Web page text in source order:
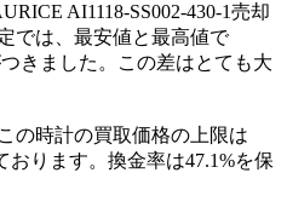
AI1118-SS002-430-1売却
では、最安値と最高値で
きました。この差はとても大
の時計の買取価格の上限は
おります。換金率は47.1%を保